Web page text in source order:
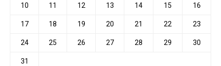
10 11 12 13 14 15 16
17 18 19 20 21 22 23
24 25 26 27 28 29 30
31